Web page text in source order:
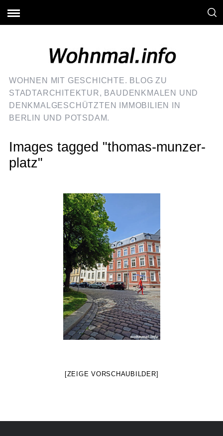
WOHNEN MIT GESCHICHTE. BLOG ZU
STADTARCHITEKTUR, BAUDENKMALEN UND
DENKMALGESCHÜTZTEN IMMOBILIEN IN
BERLIN UND POTSDAM.
Images tagged "thomas-munzer-
platz"
[ZEIGE VORSCHAUBILDER]